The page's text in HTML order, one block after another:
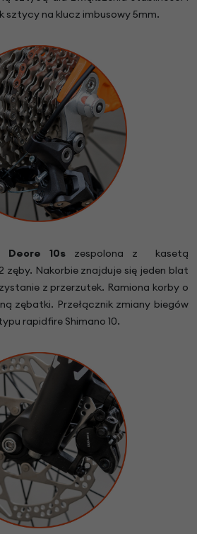
sztycy na klucz imbusowy 5mm.
Deore 10s zespolona z kasetą
zęby. Nakorbie znajduje się jeden blat
z przerzutek. Ramiona korby o
zębatki. Przełącznik zmiany biegów
rapidfire Shimano 10.